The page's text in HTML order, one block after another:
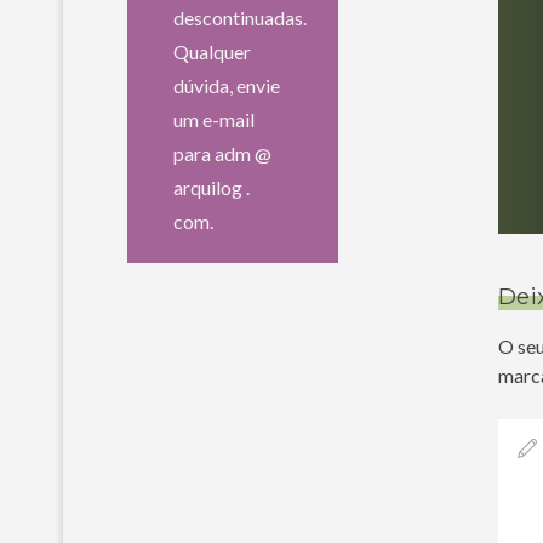
O
descontinuadas.
Qualquer
dúvida, envie
um e-mail
para adm @
arquilog .
com.